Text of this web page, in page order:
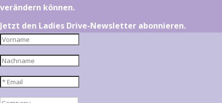
verändern können.
Jetzt den Ladies Drive-Newsletter abonnieren.